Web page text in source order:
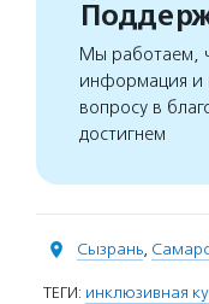
Мы работаем,
информация и
вопросу в
достигнем
Сызрань,
ТЕГИ: инклюзивная